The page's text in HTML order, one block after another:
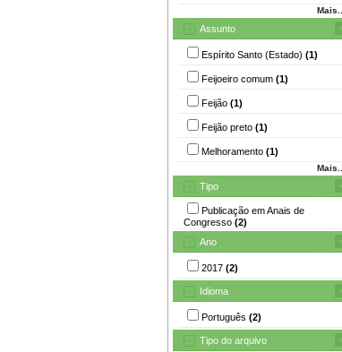
Mais...
Assunto
Espírito Santo (Estado) (1)
Feijoeiro comum (1)
Feijão (1)
Feijão preto (1)
Melhoramento (1)
Mais...
Tipo
Publicação em Anais de
Congresso (2)
Ano
2017 (2)
Idioma
Português (2)
Tipo do arquivo